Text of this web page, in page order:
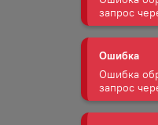
Ошибка
Ошибка
запрос
Ошибка
Ошибка
запрос